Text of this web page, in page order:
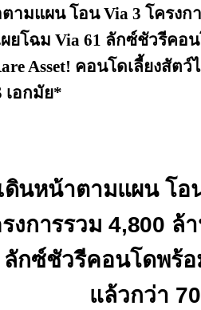
ามแผน โอน Via 3 โครงก
ยโฉม Via 61 ลักซ์ชัวรีคอ
Asset! คอนโดเลี้ยงสัต
เอกมัย*
ดินหน้าตามแผน โ
งการรวม 4,800 ล้
ลักซ์ชัวรีคอนโดพร้
แล้วกว่า